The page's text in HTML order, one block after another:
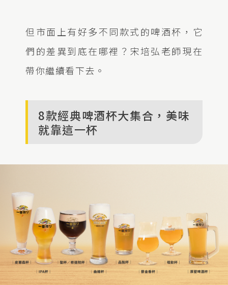
但市面上有好多不同款式的啤酒杯，它
們的差異到底在哪裡？宋培弘老師現在
帶你繼續看下去。
8款經典啤酒杯大集合，美味
就靠這一杯